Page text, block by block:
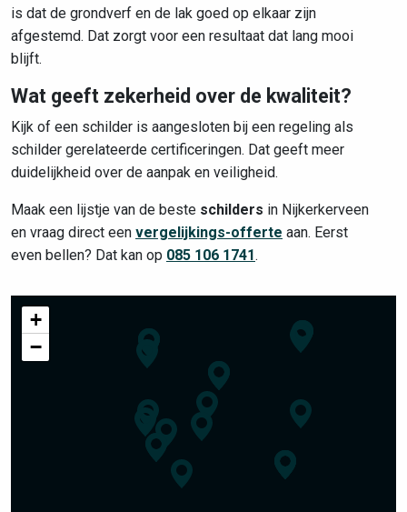
is dat de grondverf en de lak goed op elkaar zijn
afgestemd. Dat zorgt voor een resultaat dat lang mooi
blijft.
Wat geeft zekerheid over de kwaliteit?
Kijk of een schilder is aangesloten bij een regeling als
schilder gerelateerde certificeringen. Dat geeft meer
duidelijkheid over de aanpak en veiligheid.
Maak een lijstje van de beste schilders in Nijkerkerveen
en vraag direct een vergelijkings-offerte aan. Eerst
even bellen? Dat kan op 085 106 1741.
+
−